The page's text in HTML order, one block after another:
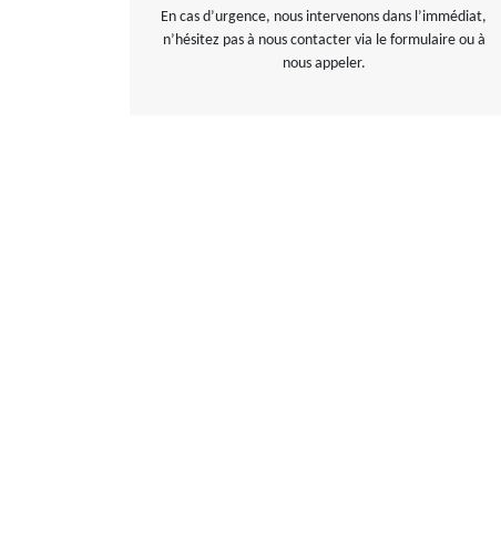
En cas d’urgence, nous intervenons dans l’immédiat,
n’hésitez pas à nous contacter via le formulaire ou à
nous appeler.